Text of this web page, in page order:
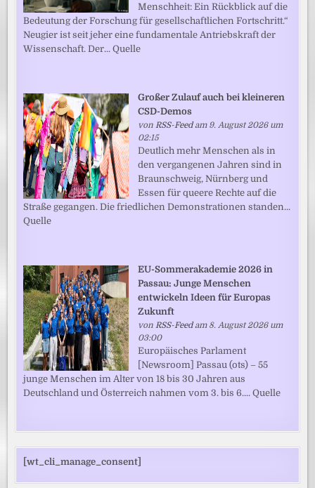
Menschheit: Ein Rückblick auf die
Bedeutung der Forschung für gesellschaftlichen Fortschritt.“
Neugier ist seit jeher eine fundamentale Antriebskraft der
Wissenschaft. Der... Quelle
Großer Zulauf auch bei kleineren
CSD-Demos
von RSS-Feedam 9. August 2026 um
02:15
Deutlich mehr Menschen als in
den vergangenen Jahren sind in
Braunschweig, Nürnberg und
Essen für queere Rechte auf die
Straße gegangen. Die friedlichen Demonstrationen standen...
Quelle
EU-Sommerakademie 2026 in
Passau: Junge Menschen
entwickeln Ideen für Europas
Zukunft
vonRSS-Feedam 8. August 2026 um
03:00
Europäisches Parlament
[Newsroom] Passau (ots) – 55
junge Menschen im Alter von 18 bis 30 Jahren aus
Deutschland und Österreich nahmen vom 3. bis 6.... Quelle
[wt_cli_manage_consent]